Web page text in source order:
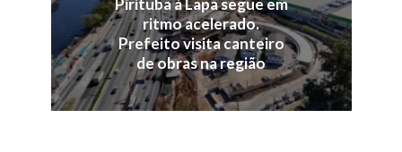
Pirituba à Lapa segue em
ritmo acelerado.
Prefeito visita canteiro
de obras na região